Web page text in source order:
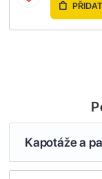
Kapotáže a